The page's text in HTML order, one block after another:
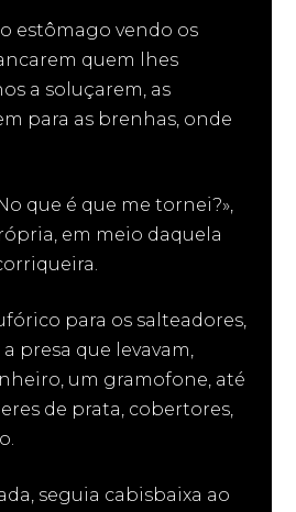
estômago vendo os
quem lhes
a soluçarem, as
para as brenhas, onde
que é que me tornei?»,
em meio daquela
para os salteadores,
presa que levavam,
um gramofone, até
de prata, cobertores,
seguia cabisbaixa ao